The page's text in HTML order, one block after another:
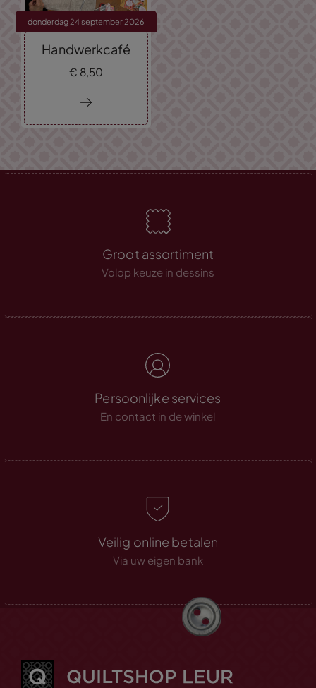
donderdag 24 september 2026
Handwerkcafé
€ 8,50
Groot assortiment
Volop keuze in dessins
Persoonlijke services
En contact in de winkel
Veilig online betalen
Via uw eigen bank